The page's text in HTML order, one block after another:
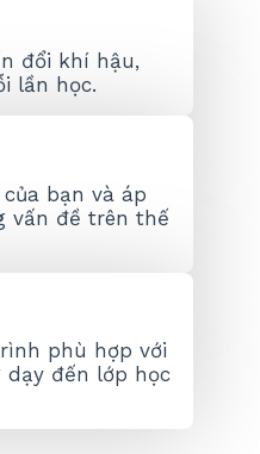
đổi khí hậu,
lần học.
bạn và áp
vấn đề trên thế
phù hợp với
dạy đến lớp học